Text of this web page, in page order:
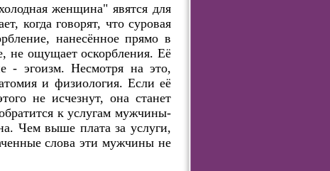
женщина" явятся для
когда говорят, что суровая
нанесённое прямо в
не ощущает оскорбления. Её
- эгоизм. Несмотря на это,
и физиология. Если её
не исчезнут, она станет
к услугам мужчины-
Чем выше плата за услуги,
слова эти мужчины не